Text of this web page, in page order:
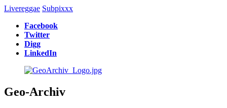
Livereggae Subpixxx
Facebook
Twitter
Digg
LinkedIn
Geo-Archiv